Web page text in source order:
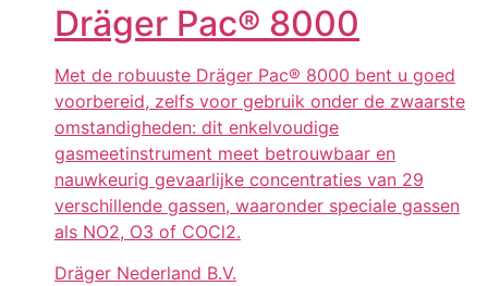
Dräger Pac® 8000
Met de robuuste Dräger Pac® 8000 bent u goed
voorbereid, zelfs voor gebruik onder de zwaarste
omstandigheden: dit enkelvoudige
gasmeetinstrument meet betrouwbaar en
nauwkeurig gevaarlijke concentraties van 29
verschillende gassen, waaronder speciale gassen
als NO2, O3 of COCl2.
Dräger Nederland B.V.